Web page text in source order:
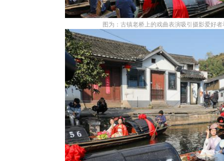
图为：古镇老桥上的戏曲表演吸引摄影爱好